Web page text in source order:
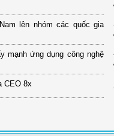
lên nhóm các quốc gia
mạnh ứng dụng công nghệ
CEO 8x